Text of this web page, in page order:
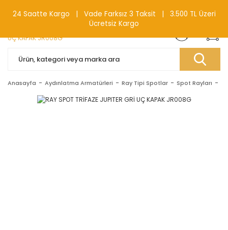
0(212) 240 87 88
Anasayfa Aydınlatma Armatürleri Ray Tipi Spotlar Spot Rayları
24 Saatte Kargo | Vade Farksız 3 Taksit | 3.500 TL Üzeri
Ücretsiz Kargo